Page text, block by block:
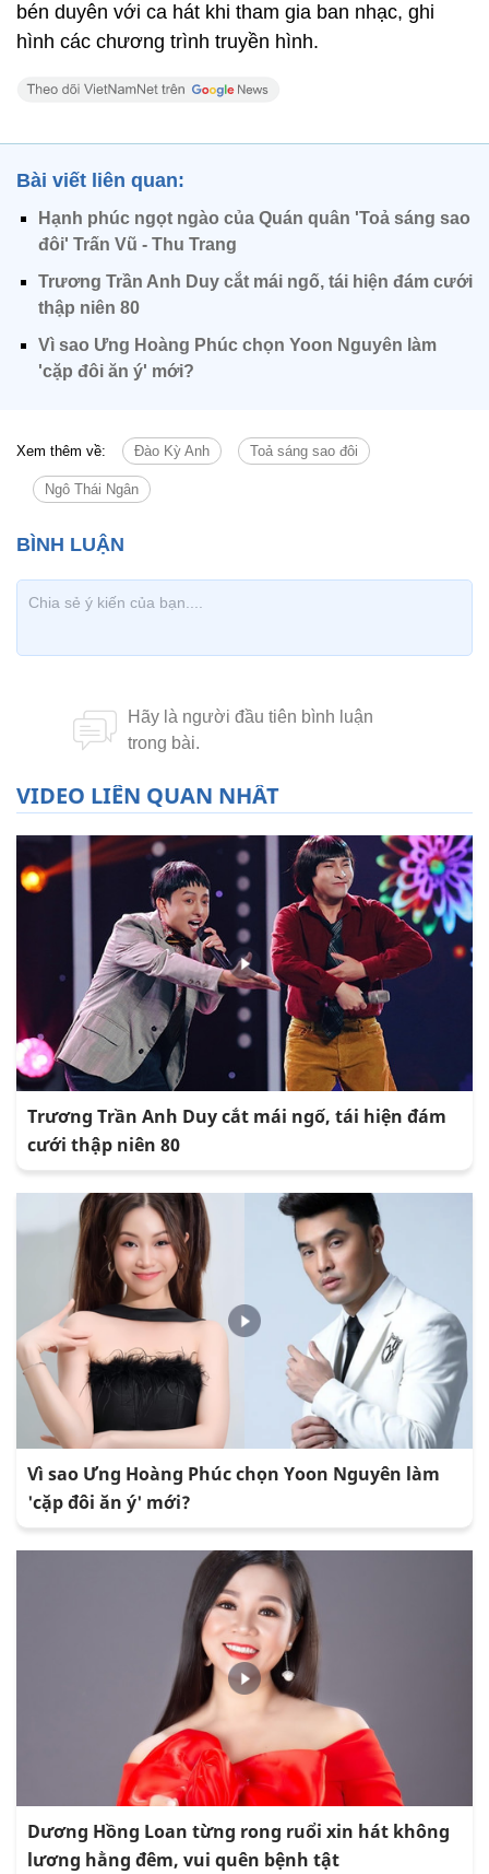
bén duyên với ca hát khi tham gia ban nhạc, ghi
hình các chương trình truyền hình.
Bài viết liên quan:
Hạnh phúc ngọt ngào của Quán quân 'Toả sáng sao
đôi' Trấn Vũ - Thu Trang
Trương Trần Anh Duy cắt mái ngố, tái hiện đám cưới
thập niên 80
Vì sao Ưng Hoàng Phúc chọn Yoon Nguyên làm
'cặp đôi ăn ý' mới?
Xem thêm về: Đào Kỳ Anh Toả sáng sao đôi
Ngô Thái Ngân
VIDEO LIÊN QUAN NHẤT
Trương Trần Anh Duy cắt mái ngố, tái hiện đám
cưới thập niên 80
Vì sao Ưng Hoàng Phúc chọn Yoon Nguyên làm
'cặp đôi ăn ý' mới?
Dương Hồng Loan từng rong ruổi xin hát không
lương hằng đêm, vui quên bệnh tật